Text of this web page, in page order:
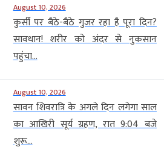
August 10, 2026
कुर्सी पर बैठे-बैठे गुजर रहा है पूरा दिन?
सावधान! शरीर को अंदर से नुकसान
पहुंचा...
August 10, 2026
सावन शिवरात्रि के अगले दिन लगेगा साल
का आखिरी सूर्य ग्रहण, रात 9:04 बजे
शुरू...